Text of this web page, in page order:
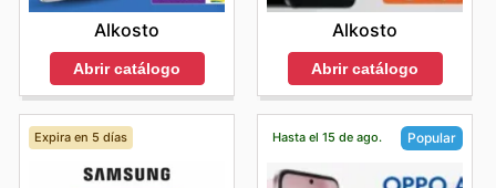
Alkosto
Abrir catálogo
Alkosto
Abrir catálogo
Expira en 5 días Hasta el 15 de ago. Popular